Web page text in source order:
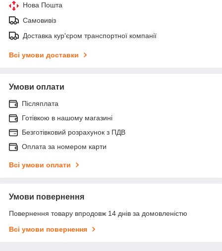
Нова Пошта
Самовивіз
Доставка кур'єром транспортної компанії
Всі умови доставки
Умови оплати
Післяплата
Готівкою в нашому магазині
Безготівковий розрахунок з ПДВ
Оплата за номером карти
Всі умови оплати
Умови повернення
Повернення товару впродовж 14 днів за домовленістю
Всі умови повернення